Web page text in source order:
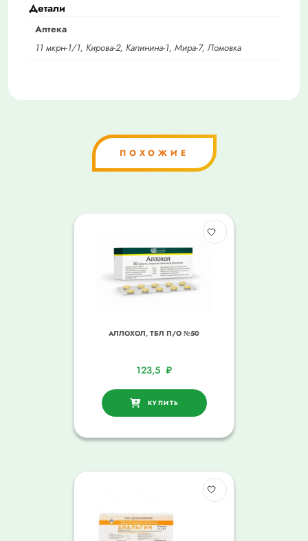
х10
Детали
Аптека
11 мкрн-1/1, Кирова-2, Калинина-1, Мира-7, Ломовка
ПОХОЖИЕ
АЛЛОХОЛ, ТБЛ П/О №50
123,5 ₽
КУПИТЬ